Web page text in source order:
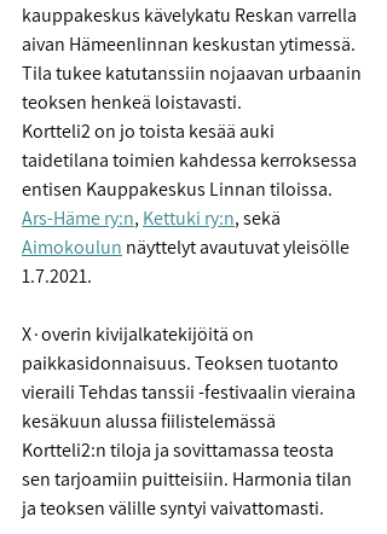
kauppakeskus kävelykatu Reskan varrella
aivan Hämeenlinnan keskustan ytimessä.
Tila tukee katutanssiin nojaavan urbaanin
teoksen henkeä loistavasti.
Kortteli2 on jo toista kesää auki
taidetilana toimien kahdessa kerroksessa
entisen Kauppakeskus Linnan tiloissa.
Ars-Häme ry:n, Kettuki ry:n, sekä
Aimokoulun näyttelyt avautuvat yleisölle
1.7.2021.
X∙overin kivijalkatekijöitä on
paikkasidonnaisuus. Teoksen tuotanto
vieraili Tehdas tanssii -festivaalin vieraina
kesäkuun alussa fiilistelemässä
Kortteli2:n tiloja ja sovittamassa teosta
sen tarjoamiin puitteisiin. Harmonia tilan
ja teoksen välille syntyi vaivattomasti.